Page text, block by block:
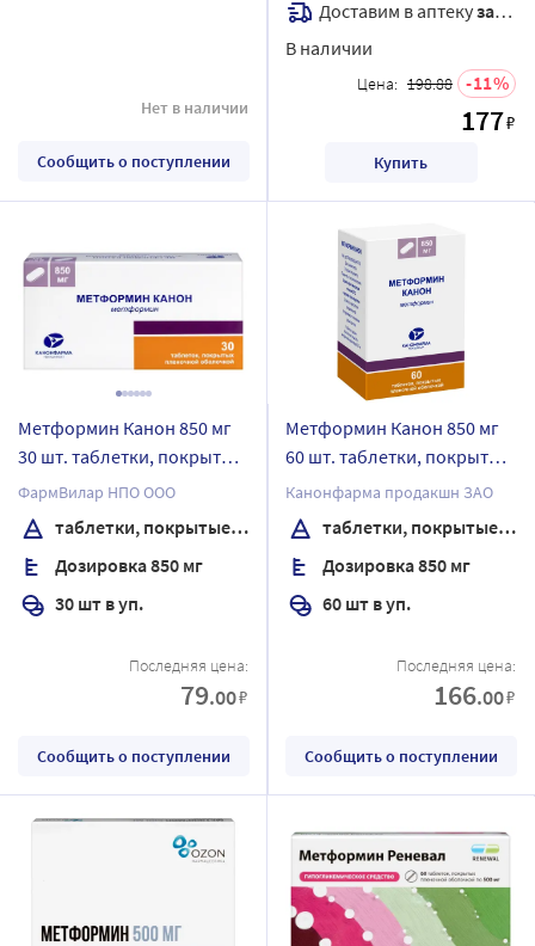
Нет в наличии
Сообщить о поступлении
Доставим в аптекузавтра
В наличии
Цена: 198.88 11
177₽
Купить
Метформин Канон 850 мг
30 шт. таблетки, покрытые
пленочной оболочкой
ФармВилар НПО ООО
таблетки, покрытые пленочной оболочкой
Дозировка 850 мг
30 шт в уп.
Последняя цена:
79.00₽
Сообщить о поступлении
Метформин Канон 850 мг
60 шт. таблетки, покрытые
пленочной оболочкой
банка
Канонфарма продакшн ЗАО
таблетки, покрытые пленочной оболочкой
Дозировка 850 мг
60 шт в уп.
Последняя цена:
166.00₽
Сообщить о поступлении